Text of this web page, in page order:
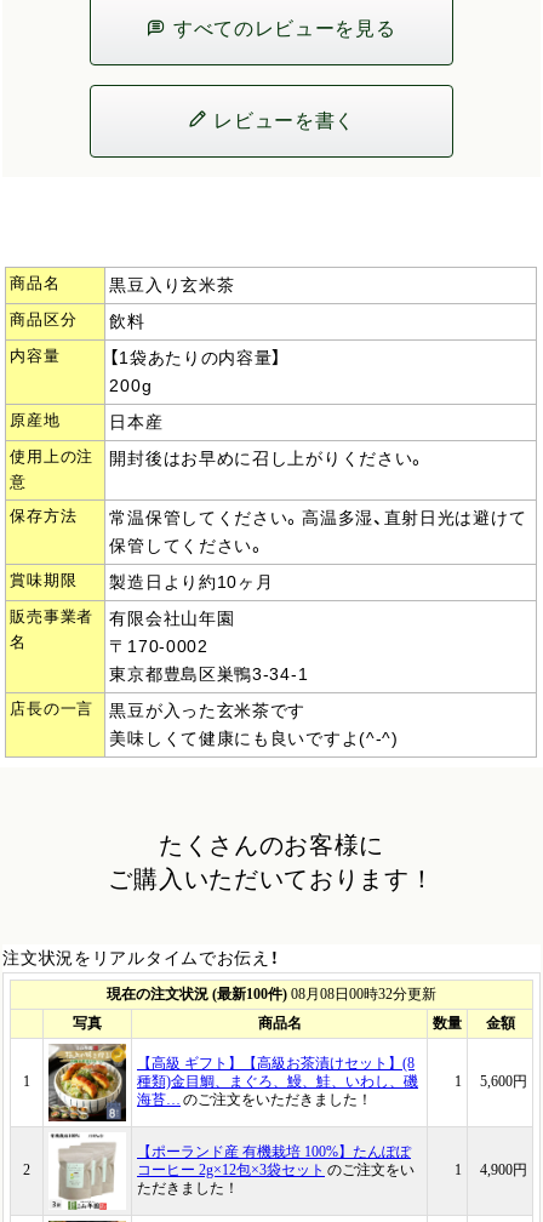
すべてのレビューを見る
レビューを書く
商品名 黒豆入り玄米茶
商品区分 飲料
内容量
【1袋あたりの内容量】
200g
原産地 日本産
使用上の注
意
開封後はお早めに召し上がりください。
保存方法
常温保管してください。高温多湿、直射日光は避けて
保管してください。
賞味期限 製造日より約10ヶ月
販売事業者
名
有限会社山年園
〒170-0002
東京都豊島区巣鴨3-34-1
店長の一言
黒豆が入った玄米茶です
美味しくて健康にも良いですよ(^-^)
たくさんのお客様に
ご購入いただいております！
注文状況をリアルタイムでお伝え！